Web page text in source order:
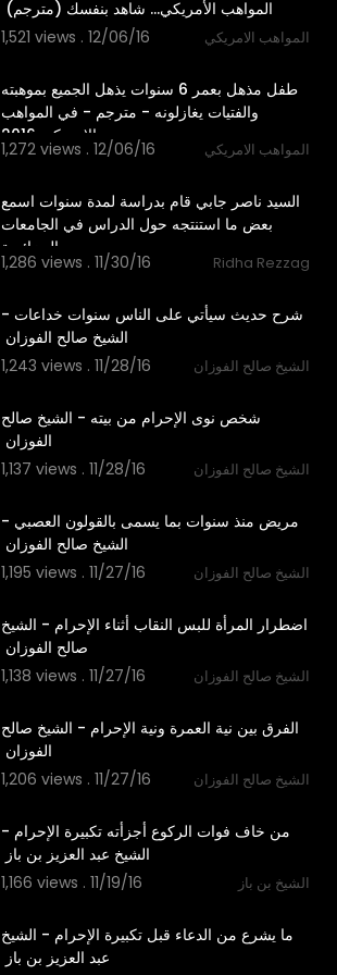
1,521 views . 12/06/16
المواهب الامريكي
‫طفل مذهل بعمر 6 سنوات يذهل الجميع بموهبته
والفتيات يغازلونه - مترجم - في المواهب
1,272 views . 12/06/16 المواهب الامريكي
السيد ناصر جابي قام بدراسة لمدة سنوات اسمع
بعض ما استنتجه حول الدراس في الجامعات
الجزائرية
1,286 views . 11/30/16 Ridha Rezzag
‫شرح حديث سيأتي على الناس سنوات خداعات -
1,243 views . 11/28/16
الشيخ صالح الفوزان
‫شخص نوى الإحرام من بيته - الشيخ صالح
1,137 views . 11/28/16
الشيخ صالح الفوزان
‫مريض منذ سنوات بما يسمى بالقولون العصبي -
1,195 views . 11/27/16
الشيخ صالح الفوزان
‫اضطرار المرأة للبس النقاب أثناء الإحرام - الشيخ
1,138 views . 11/27/16
الشيخ صالح الفوزان
‫الفرق بين نية العمرة ونية الإحرام - الشيخ صالح
1,206 views . 11/27/16
الشيخ صالح الفوزان
‫من خاف فوات الركوع أجزأته تكبيرة الإحرام -
1,166 views . 11/19/16
الشيخ بن باز
‫ما يشرع من الدعاء قبل تكبيرة الإحرام - الشيخ